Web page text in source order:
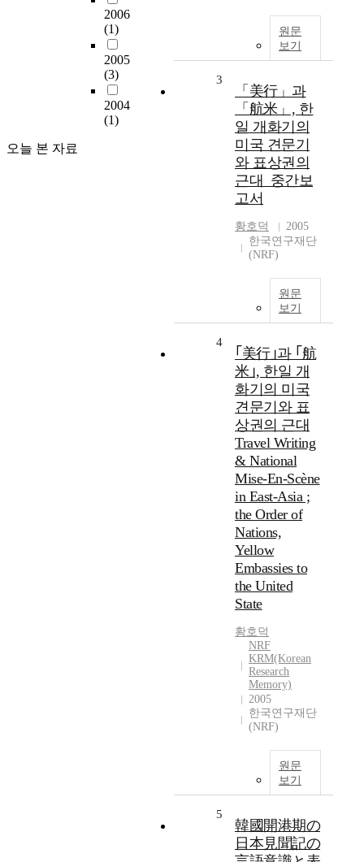
2006
(1)
2005
(3)
2004
(1)
오늘 본 자료
원문
보기
3
「美行」과
「航米」, 한
일 개화기의
미국 견문기
와 표상권의
근대_중간보
고서
황호덕
2005
한국연구재단
(NRF)
원문
보기
4
｢美行｣과 ｢航
米｣, 한일 개
화기의 미국
견문기와 표
상권의 근대
Travel Writing
& National
Mise-En-Scène
in East-Asia ;
the Order of
Nations,
Yellow
Embassies to
the United
State
황호덕
NRF
KRM(Korean
Research
Memory)
2005
한국연구재단
(NRF)
원문
보기
5
韓國開港期の
日本見聞記の